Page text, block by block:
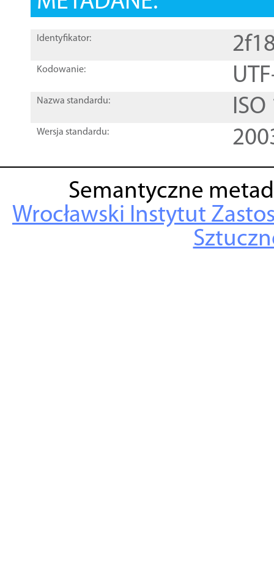
Identyfikator:
Kodowanie:
Nazwa standardu:
Wersja standardu:
Semantyczne
Wrocławski Instytut